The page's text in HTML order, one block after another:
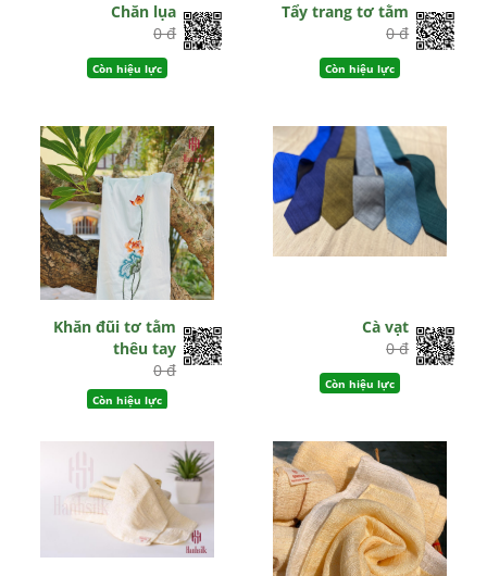
Chăn lụa
0 đ
Còn hiệu lực
Tẩy trang tơ tằm
0 đ
Còn hiệu lực
Khăn đũi tơ tằm
thêu tay
0 đ
Còn hiệu lực
Cà vạt
0 đ
Còn hiệu lực